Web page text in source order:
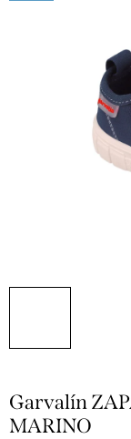
Garvalín
MARINO